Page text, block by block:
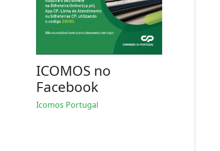
ICOMOS no
Facebook
Icomos Portugal